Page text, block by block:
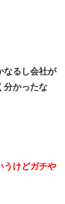
なるし会社が
分かったな
うけどガチや